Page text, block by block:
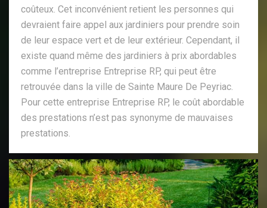
coûteux. Cet inconvénient retient les personnes qui
devraient faire appel aux jardiniers pour prendre soin
de leur espace vert et de leur extérieur. Cependant, il
existe quand même des jardiniers à prix abordables
comme l’entreprise Entreprise RP, qui peut être
retrouvée dans la ville de Sainte Maure De Peyriac.
Pour cette entreprise Entreprise RP, le coût abordable
des prestations n’est pas synonyme de mauvaises
prestations.